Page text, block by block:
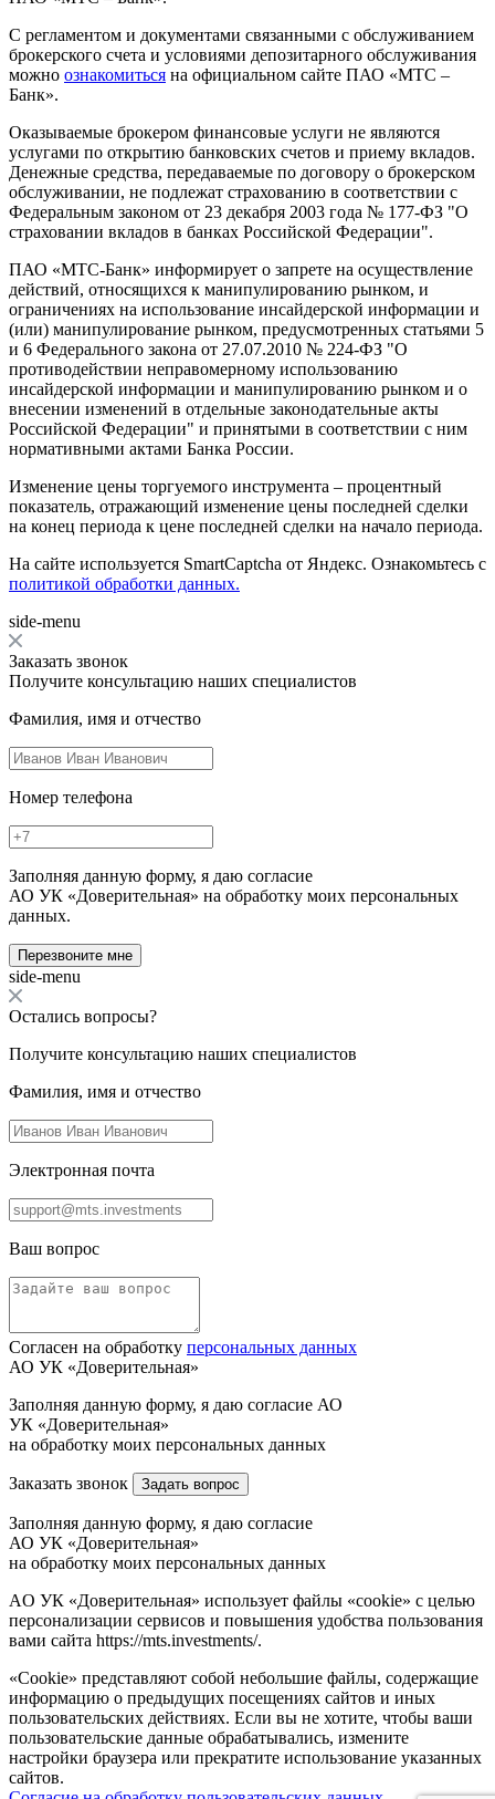
С регламентом и документами связанными с обслуживанием
брокерского счета и условиями депозитарного обслуживания
можно ознакомиться на официальном сайте ПАО «МТС –
Банк».
Оказываемые брокером финансовые услуги не являются
услугами по открытию банковских счетов и приему вкладов.
Денежные средства, передаваемые по договору о брокерском
обслуживании, не подлежат страхованию в соответствии с
Федеральным законом от 23 декабря 2003 года № 177-ФЗ "О
страховании вкладов в банках Российской Федерации".
ПАО «МТС-Банк» информирует о запрете на осуществление
действий, относящихся к манипулированию рынком, и
ограничениях на использование инсайдерской информации и
(или) манипулирование рынком, предусмотренных статьями 5
и 6 Федерального закона от 27.07.2010 № 224-ФЗ "О
противодействии неправомерному использованию
инсайдерской информации и манипулированию рынком и о
внесении изменений в отдельные законодательные акты
Российской Федерации" и принятыми в соответствии с ним
нормативными актами Банка России.
Изменение цены торгуемого инструмента – процентный
показатель, отражающий изменение цены последней сделки
на конец периода к цене последней сделки на начало периода.
На сайте используется SmartCaptcha от Яндекс. Ознакомьтесь с
политикой обработки данных.
side-menu
Заказать звонок
Получите консультацию наших специалистов
Фамилия, имя и отчество
Номер телефона
Заполняя данную форму, я даю согласие
АО УК «Доверительная» на обработку моих персональных
данных.
Перезвоните мне
side-menu
Остались вопросы?
Получите консультацию наших специалистов
Фамилия, имя и отчество
Электронная почта
Ваш вопрос
Согласен на обработку персональных данных
АО УК «Доверительная»
Заполняя данную форму, я даю согласие АО
УК «Доверительная»
на обработку моих персональных данных
Заказать звонок Задать вопрос
Заполняя данную форму, я даю согласие
АО УК «Доверительная»
на обработку моих персональных данных
AO УК «Доверительная» использует файлы «cookie» с целью
персонализации сервисов и повышения удобства пользования
вами сайта https://mts.investments/.
«Cookie» представляют собой небольшие файлы, содержащие
информацию о предыдущих посещениях сайтов и иных
пользовательских действиях. Если вы не хотите, чтобы ваши
пользовательские данные обрабатывались, измените
настройки браузера или прекратите использование указанных
сайтов.